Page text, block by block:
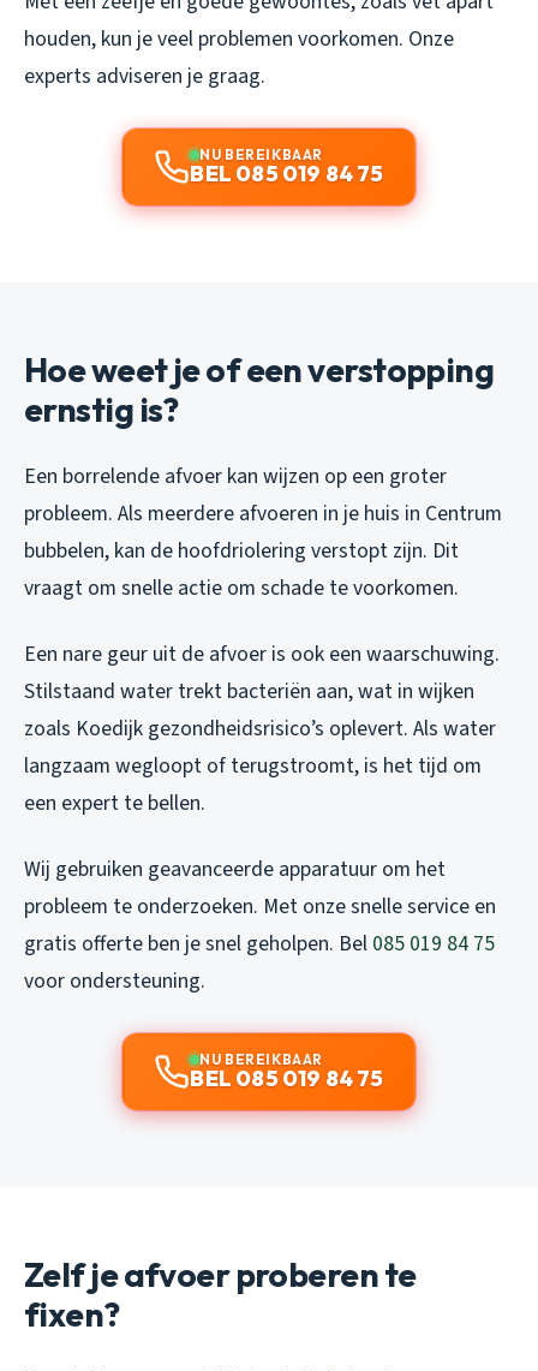
houden, kun je veel problemen voorkomen. Onze
experts adviseren je graag.
NU BEREIKBAAR
BEL 085 019 84 75
Hoe weet je of een verstopping
ernstig is?
Een borrelende afvoer kan wijzen op een groter
probleem. Als meerdere afvoeren in je huis in Centrum
bubbelen, kan de hoofdriolering verstopt zijn. Dit
vraagt om snelle actie om schade te voorkomen.
Een nare geur uit de afvoer is ook een waarschuwing.
Stilstaand water trekt bacteriën aan, wat in wijken
zoals Koedijk gezondheidsrisico’s oplevert. Als water
langzaam wegloopt of terugstroomt, is het tijd om
een expert te bellen.
Wij gebruiken geavanceerde apparatuur om het
probleem te onderzoeken. Met onze snelle service en
gratis offerte ben je snel geholpen. Bel 085 019 84 75
voor ondersteuning.
NU BEREIKBAAR
BEL 085 019 84 75
Zelf je afvoer proberen te
fixen?